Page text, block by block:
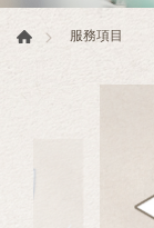
服務項目